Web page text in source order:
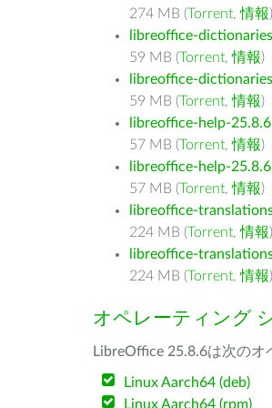
274 MB (Torrent,情報)
libreoffice-
59 MB (Torrent,情報)
libreoffice-
59 MB (Torrent,情報)
libreoffice-help-
57 MB (Torrent,情報)
libreoffice-help-
57 MB (Torrent,情報)
libreoffice-
224 MB (Torrent,情報)
libreoffice-
224 MB (Torrent,情報)
オペレーティング
LibreOffice 25.8.6は次の
Linux Aarch64 (deb)
Linux Aarch64 (rpm)